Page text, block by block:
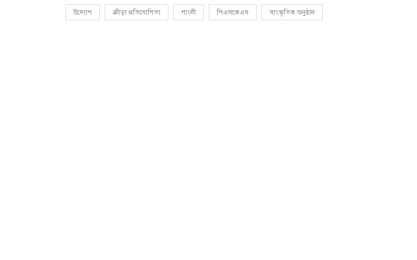
উদ্যোগ ক্রীড়া প্রতিযোগিতা গাংনী পিএসকেএস সাংস্কৃতিক অনুষ্ঠান